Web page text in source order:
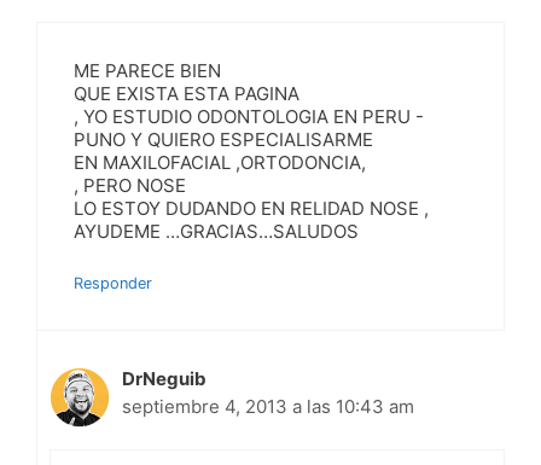
ME PARECE BIEN
QUE EXISTA ESTA PAGINA
, YO ESTUDIO ODONTOLOGIA EN PERU -
PUNO Y QUIERO ESPECIALISARME
EN MAXILOFACIAL ,ORTODONCIA,
, PERO NOSE
LO ESTOY DUDANDO EN RELIDAD NOSE ,
AYUDEME …GRACIAS…SALUDOS
Responder
DrNeguib
septiembre 4, 2013 a las 10:43 am